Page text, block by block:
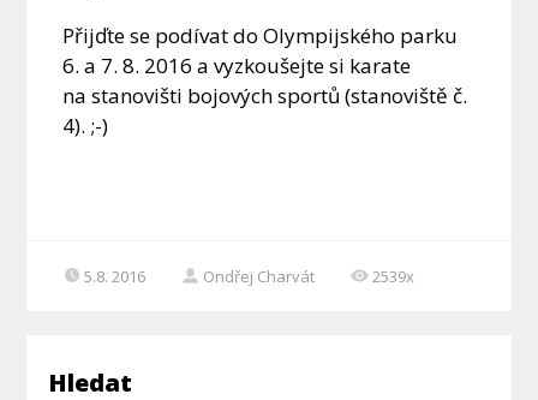
Přijďte se podívat do Olympijského parku
6. a 7. 8. 2016 a vyzkoušejte si karate
na stanovišti bojových sportů (stanoviště č.
4). ;-)
5.8. 2016 Ondřej Charvát 2539x
Hledat